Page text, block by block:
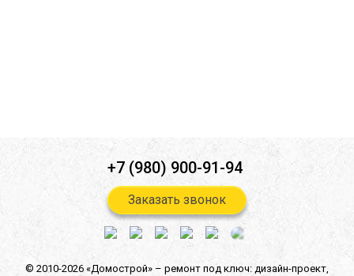
© 2010-2026 «Домострой» – ремонт под ключ: дизайн-проект,
+7 (980) 900-91-94
Заказать звонок